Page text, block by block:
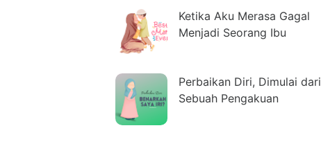
Ketika Aku Merasa Gagal
Menjadi Seorang Ibu
Perbaikan Diri, Dimulai dari
Sebuah Pengakuan